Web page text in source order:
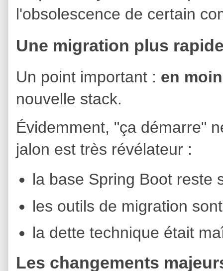
l'obsolescence de certain
Une migration plus
Un point important : en
nouvelle stack.
Évidemment, "ça démarre"
jalon est très révélateur :
la base Spring Boot reste
les outils de migration
la dette technique était
Les changements